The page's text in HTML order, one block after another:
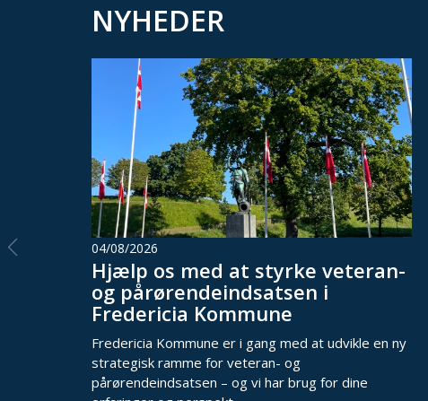
NYHEDER
04/08/2026
Hjælp os med at styrke veteran-
og pårørendeindsatsen i
Fredericia Kommune
Fredericia Kommune er i gang med at udvikle en ny
strategisk ramme for veteran- og
pårørendeindsatsen – og vi har brug for dine